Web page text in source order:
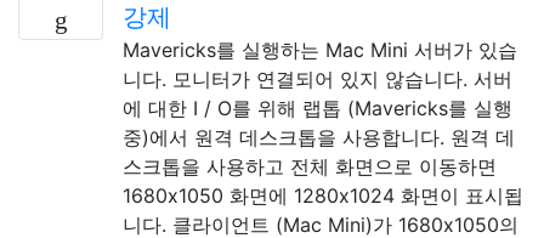
강제
Mavericks를 실행하는 Mac Mini 서버가 있습
니다. 모니터가 연결되어 있지 않습니다. 서버
에 대한 I / O를 위해 랩톱 (Mavericks를 실행
중)에서 원격 데스크톱을 사용합니다. 원격 데
스크톱을 사용하고 전체 화면으로 이동하면
1680x1050 화면에 1280x1024 화면이 표시됩
니다. 클라이언트 (Mac Mini)가 1680x1050의